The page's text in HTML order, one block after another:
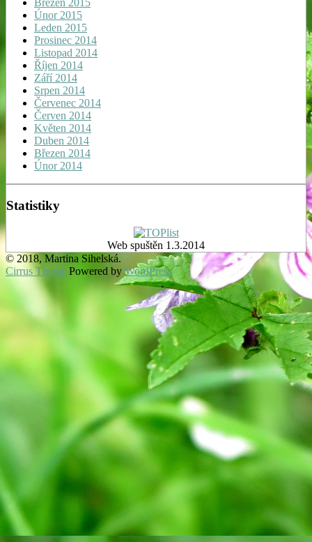
Březen 2015
Únor 2015
Leden 2015
Prosinec 2014
Listopad 2014
Říjen 2014
Září 2014
Srpen 2014
Červenec 2014
Červen 2014
Květen 2014
Duben 2014
Březen 2014
Únor 2014
Statistiky
Web spuštěn 1.3.2014
© 2018, Martina Sihelská.
Cirrus Theme Powered by WordPress